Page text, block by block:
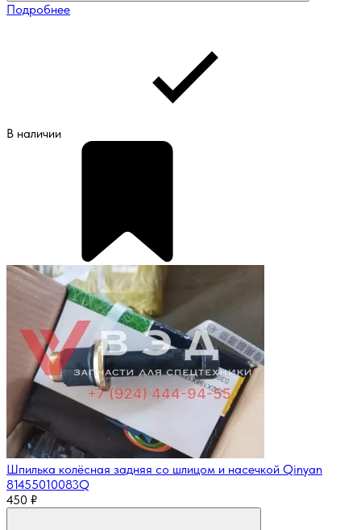
Подробнее
В наличии
Шпилька колёсная задняя со шлицом и насечкой Qinyan
81455010083Q
450 ₽